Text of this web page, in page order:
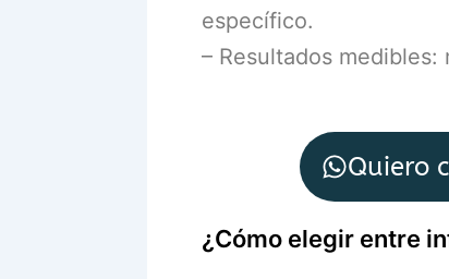
específico.
– Resultados
Quiero
¿Cómo elegir entre